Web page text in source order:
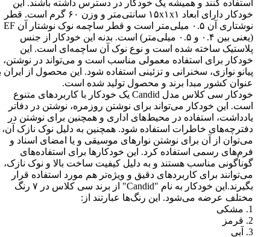
استفاده کنند و همیشه یک خودکار در دسترس داشته باشند. این
خودکار دارای ابعاد ۱۵x۱x۱ سانتی‌متر و وزن ۶۰ گرم است. قطر
نوشتاری آن ۰.۵ میلی‌متر است و قطر ساچمه نوک نوشتار آن EF
(یعنی بین ۰.۴ و ۰.۵ میلی‌متر) است. بدنه این خودکار از جنس
پلاستیک ساخته شده است و نوع نوک آن ساچمه‌ای است. این
خودکار برای استفاده معمولی مناسب است و می‌تواند در نوشتن،
پیانو نوازی، سخنرانی و تزئینی استفاده شود. این محصول از ایران
عنوان کشور مبدا برند و محصول تولید شده است.
خودکار سی کلاس مدل Candid یک خودکار با کاربردهای متنوع
است. این خودکار می‌تواند برای نوشتن روزمره، نوشتن در دفاتر
یادداشت، استفاده در محیط‌های اداری و همچنین برای نوشتن در
دفترچه‌های خاطرات استفاده شود. همچنین به دلیل نوک نازک آن،
می‌توان از آن برای نوشتن نوارهای موسیقی و یا امضای اسناد و
فرم‌های رسمی استفاده کرد. این خودکارها برای استفاده‌های
گوناگونی مناسب هستند و به دلیل کیفیت ساخت بالا و نوک نازک،
می‌توانند برای کاربردهای دقیق و ویژه‌تر هم مورد استفاده قرار
بگیرند.این خودکار به نام "Candid" از برند سی کلاس در ۷ رنگ
مختلف عرضه می‌شود. این رنگ‌ها عبارتند از:
1. مشکی
2. قرمز
3. آبی